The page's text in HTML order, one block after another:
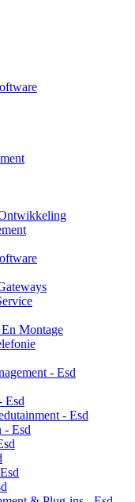
Montage
- Esd
Esd
- Esd
- Esd